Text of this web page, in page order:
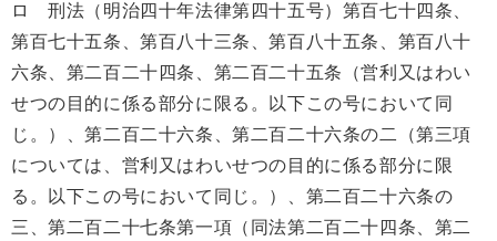
ロ 刑法（明治四十年法律第四十五号）第百七十四条、
第百七十五条、第百八十三条、第百八十五条、第百八十
六条、第二百二十四条、第二百二十五条（営利又はわい
せつの目的に係る部分に限る。以下この号において同
じ。）、第二百二十六条、第二百二十六条の二（第三項
については、営利又はわいせつの目的に係る部分に限
る。以下この号において同じ。）、第二百二十六条の
三、第二百二十七条第一項（同法第二百二十四条、第二